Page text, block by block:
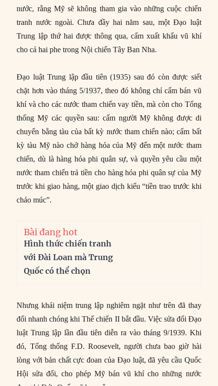
nước, rằng Mỹ sẽ không tham gia vào những cuộc chiến
tranh nước ngoài. Chưa đầy hai năm sau, một Đạo luật
Trung lập thứ hai được thông qua, cấm xuất khẩu vũ khí
cho cả hai phe trong Nội chiến Tây Ban Nha.
Đạo luật Trung lập đầu tiên (1935) sau đó còn được siết
chặt hơn vào tháng 5/1937, theo đó không chỉ cấm bán vũ
khí và cho các nước tham chiến vay tiền, mà còn cho Tổng
thống Mỹ các quyền sau: cấm người Mỹ không được di
chuyển bằng tàu của bất kỳ nước tham chiến nào; cấm bất
kỳ tàu Mỹ nào chở hàng hóa của Mỹ đến một nước tham
chiến, dù là hàng hóa phi quân sự, và quyền yêu cầu một
nước tham chiến trả tiền cho hàng hóa phi quân sự của Mỹ
trước khi giao hàng, một giao dịch kiểu “tiền trao trước khi
cháo múc”.
Bài đang hot
Hình thức chiến tranh
với Đài Loan mà Trung
Quốc có thể chọn
Nhưng khái niệm trung lập nghiêm ngặt như trên đã thay
đổi nhanh chóng khi Thế chiến II bắt đầu. Việc sửa đổi Đạo
luật Trung lập lần đầu tiên diễn ra vào tháng 9/1939. Khi
đó, Tổng thống F.D. Roosevelt, người chưa bao giờ hài
lòng với bản chất cực đoan của Đạo luật, đã yêu cầu Quốc
Hội sửa đổi, cho phép Mỹ bán vũ khí cho những nước